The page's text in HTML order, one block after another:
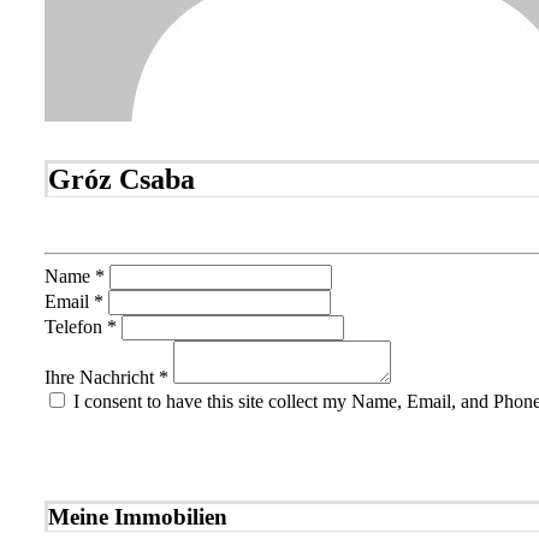
Gróz Csaba
Name *
Email *
Telefon *
Ihre Nachricht *
I consent to have this site collect my Name, Email, and
Meine Immobilien